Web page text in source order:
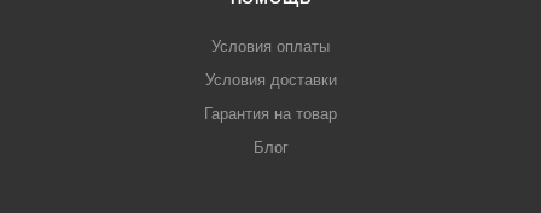
Условия оплаты
Условия доставки
Гарантия на товар
Блог